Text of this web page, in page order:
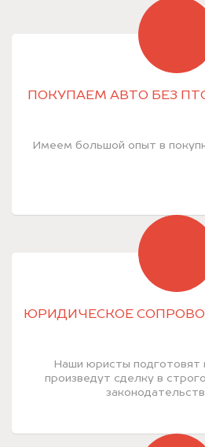
ПОКУПАЕМ АВТО БЕЗ
Имеем большой опыт в
ЮРИДИЧЕСКОЕ
Наши юристы подготовят
произведут сделку в